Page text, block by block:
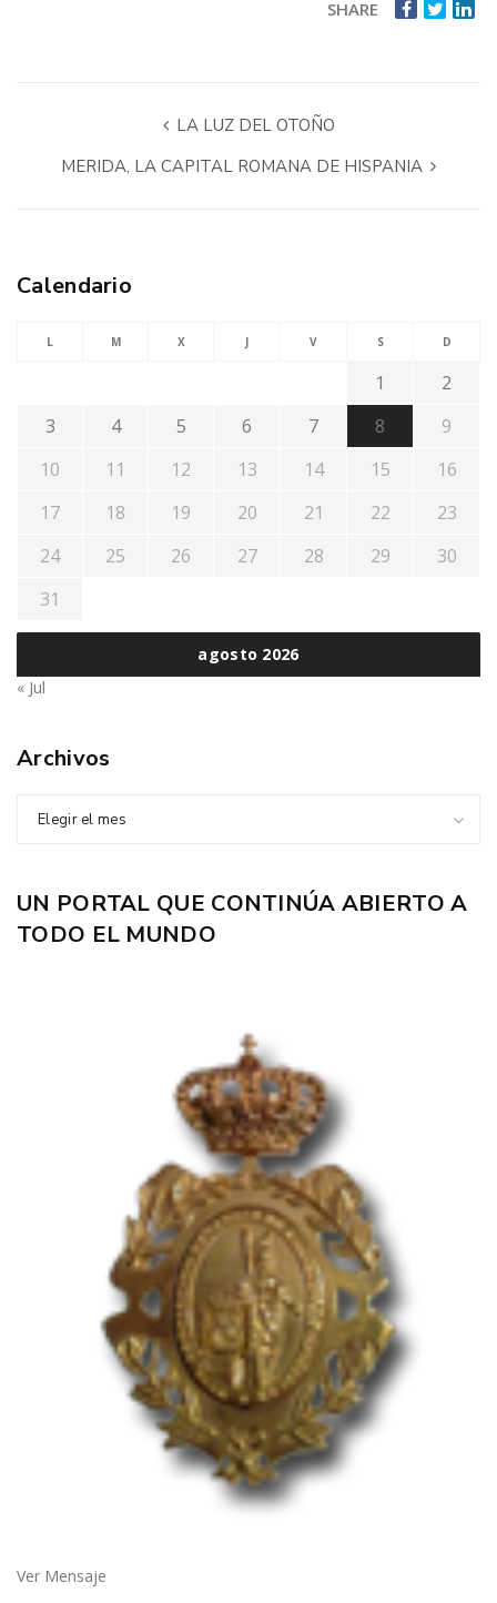
SHARE
LA LUZ DEL OTOÑO
MERIDA, LA CAPITAL ROMANA DE HISPANIA
Calendario
agosto 2026
L M X J V S D
1
2
3
4 5 6 7 8
9
10
11 12 13 14 15
16
17
18 19 20 21 22
23
24
25 26 27 28 29
30
31
« Jul
Archivos
Elegir el mes
UN PORTAL QUE CONTINÚA ABIERTO A
TODO EL MUNDO
Ver Mensaje